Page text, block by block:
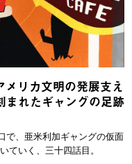
リカ文明の発展支え
まれたギャングの足跡
で、亜米利加ギャングの仮面
ていく、三十四話目。